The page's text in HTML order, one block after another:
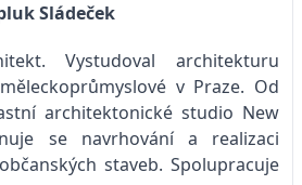
Sládeček
Vystudoval architekturu
v Praze. Od
architektonické studio New
se navrhování a realizaci
staveb. Spolupracuje